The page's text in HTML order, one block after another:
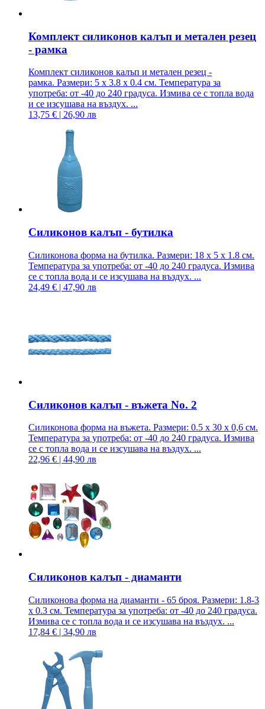
Комплект силиконов калъп и метален резец
- рамка
Комплект силиконов калъп и метален резец -
рамка. Размери: 5 x 3.8 x 0.4 см. Температура за
употреба: от -40 до 240 градуса. Измива се с топла вода
и се изсушава на въздух. ...
13,75 € | 26,90 лв
Силиконов калъп - бутилка
Силиконова форма на бутилка. Размери: 18 x 5 x 1.8 см.
Температура за употреба: от -40 до 240 градуса. Измива
се с топла вода и се изсушава на въздух. ...
24,49 € | 47,90 лв
Силиконов калъп - въжета No. 2
Силиконова форма на въжета. Размери: 0.5 x 30 x 0,6 см.
Температура за употреба: от -40 до 240 градуса. Измива
се с топла вода и се изсушава на въздух. ...
22,96 € | 44,90 лв
Силиконов калъп - диаманти
Силиконова форма на диаманти - 65 броя. Размери: 1.8-3
x 0.3 см. Температура за употреба: от -40 до 240 градуса.
Измива се с топла вода и се изсушава на въздух. ...
17,84 € | 34,90 лв